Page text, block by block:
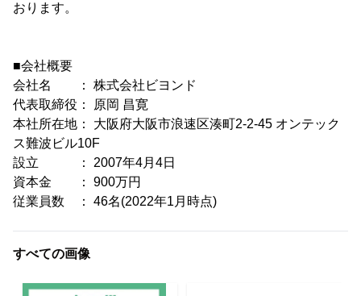
おります。
■会社概要
会社名 ： 株式会社ビヨンド
代表取締役： 原岡 昌寛
本社所在地： 大阪府大阪市浪速区湊町2-2-45 オンテック
ス難波ビル10F
設立 ： 2007年4月4日
資本金 ： 900万円
従業員数 ： 46名(2022年1月時点)
すべての画像